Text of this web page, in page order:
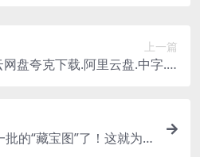
上一篇
网盘夸克下载.阿里云盘.中字.(2
的“藏宝图”了！这就为